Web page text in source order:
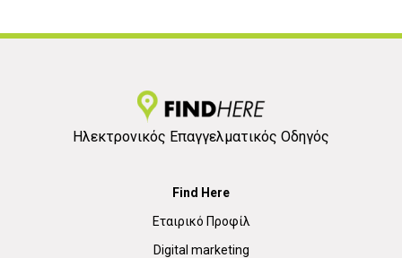
Ηλεκτρονικός Επαγγελματικός Οδηγός
Find Here
Εταιρικό Προφίλ
Digital marketing